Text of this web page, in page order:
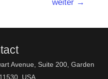
weiter →
Avenue, Suite 200, Garden
USA